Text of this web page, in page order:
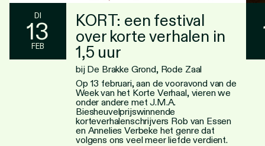
DI
13
FEB
KORT: een festival
over korte verhalen in
1,5 uur
bij De Brakke Grond, Rode Zaal
Op 13 februari, aan de vooravond van de
Week van het Korte Verhaal, vieren we
onder andere met J.M.A.
Biesheuvelprijswinnende
korteverhalenschrijvers Rob van Essen
en Annelies Verbeke het genre dat
volgens ons veel meer liefde verdient.